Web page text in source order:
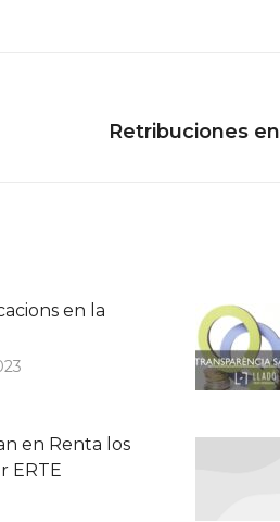
Retribuciones
en la
en Renta los
ERTE